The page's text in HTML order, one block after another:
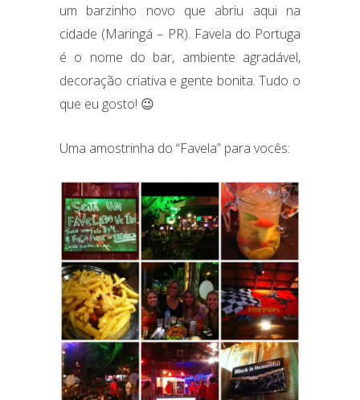
um barzinho novo que abriu aqui na
cidade (Maringá – PR). Favela do Portuga
é o nome do bar, ambiente agradável,
decoração criativa e gente bonita. Tudo o
que eu gosto! 😉
Uma amostrinha do “Favela” para vocês: